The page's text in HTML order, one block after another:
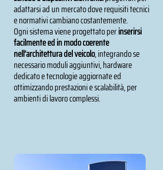
adattarsi ad un mercato dove requisiti tecnici
e normativi cambiano costantemente.
Ogni sistema viene progettato perinserirsi
facilmente ed in modo coerente
nell’architettura del veicolo, integrando se
necessario moduli aggiuntivi, hardware
dedicato e tecnologie aggiornate ed
ottimizzando prestazioni e scalabilità, per
ambienti di lavoro complessi.